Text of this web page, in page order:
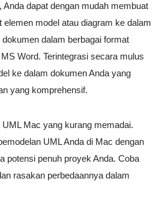
Anda dapat dengan mudah membuat
elemen model atau diagram ke dalam
dalam berbagai format
Word. Terintegrasi secara mulus
ke dalam dokumen Anda yang
yang komprehensif.
Mac yang kurang memadai.
UML Anda di Mac dengan
potensi penuh proyek Anda. Coba
rasakan perbedaannya dalam